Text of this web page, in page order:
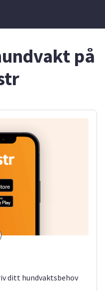
på
ditt hundvaktsbehov